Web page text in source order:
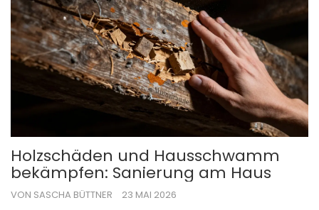
Holzschäden und Hausschwamm
bekämpfen: Sanierung am Haus
VON SASCHA BÜTTNER 23 MAI 2026